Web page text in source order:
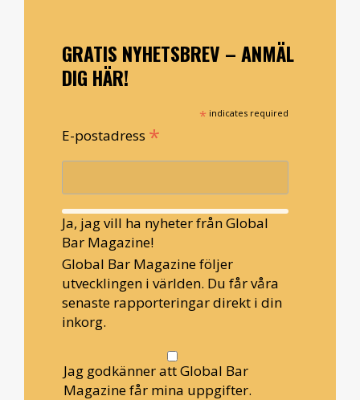
GRATIS NYHETSBREV – ANMÄL
DIG HÄR!
* indicates required
E-postadress *
Ja, jag vill ha nyheter från Global
Bar Magazine!
Global Bar Magazine följer
utvecklingen i världen. Du får våra
senaste rapporteringar direkt i din
inkorg.
Jag godkänner att Global Bar
Magazine får mina uppgifter.